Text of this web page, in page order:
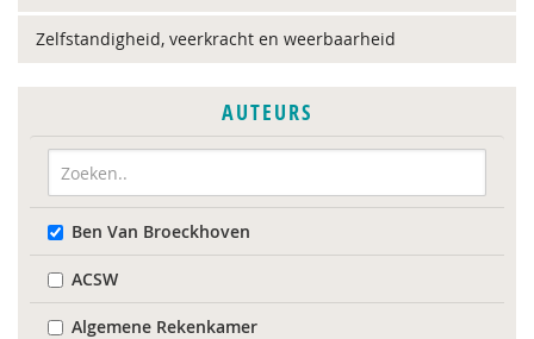
Zelfstandigheid, veerkracht en weerbaarheid
AUTEURS
Ben Van Broeckhoven
ACSW
Algemene Rekenkamer